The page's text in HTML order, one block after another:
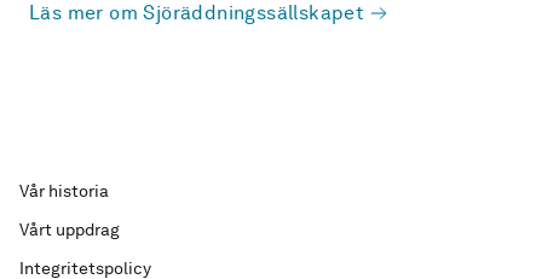
Läs mer om Sjöräddningssällskapet
Vår historia
Vårt uppdrag
Integritetspolicy